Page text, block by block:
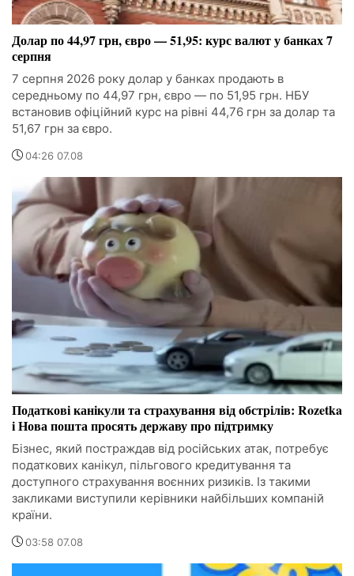
Долар по 44,97 грн, євро — 51,95: курс валют у банках 7
серпня
7 серпня 2026 року долар у банках продають в
середньому по 44,97 грн, євро — по 51,95 грн. НБУ
встановив офіційний курс на рівні 44,76 грн за долар та
51,67 грн за євро.
04:26 07.08
Податкові канікули та страхування від обстрілів: Rozetka
і Нова пошта просять державу про підтримку
Бізнес, який постраждав від російських атак, потребує
податкових канікул, пільгового кредитування та
доступного страхування воєнних ризиків. Із такими
закликами виступили керівники найбільших компаній
країни.
03:58 07.08